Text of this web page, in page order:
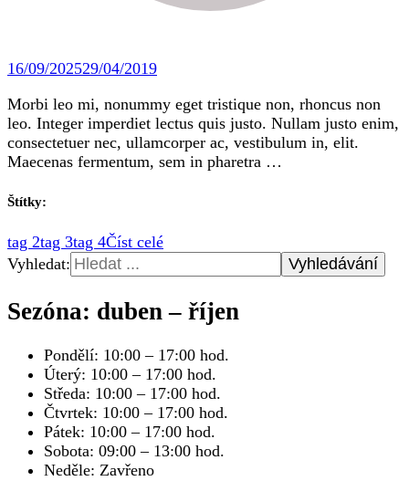
16/09/202529/04/2019
Morbi leo mi, nonummy eget tristique non, rhoncus non
leo. Integer imperdiet lectus quis justo. Nullam justo enim,
consectetuer nec, ullamcorper ac, vestibulum in, elit.
Maecenas fermentum, sem in pharetra …
Štítky:
tag 2tag 3tag 4Číst celé
Vyhledat:
Sezóna: duben – říjen
Pondělí: 10:00 – 17:00 hod.
Úterý: 10:00 – 17:00 hod.
Středa: 10:00 – 17:00 hod.
Čtvrtek: 10:00 – 17:00 hod.
Pátek: 10:00 – 17:00 hod.
Sobota: 09:00 – 13:00 hod.
Neděle: Zavřeno